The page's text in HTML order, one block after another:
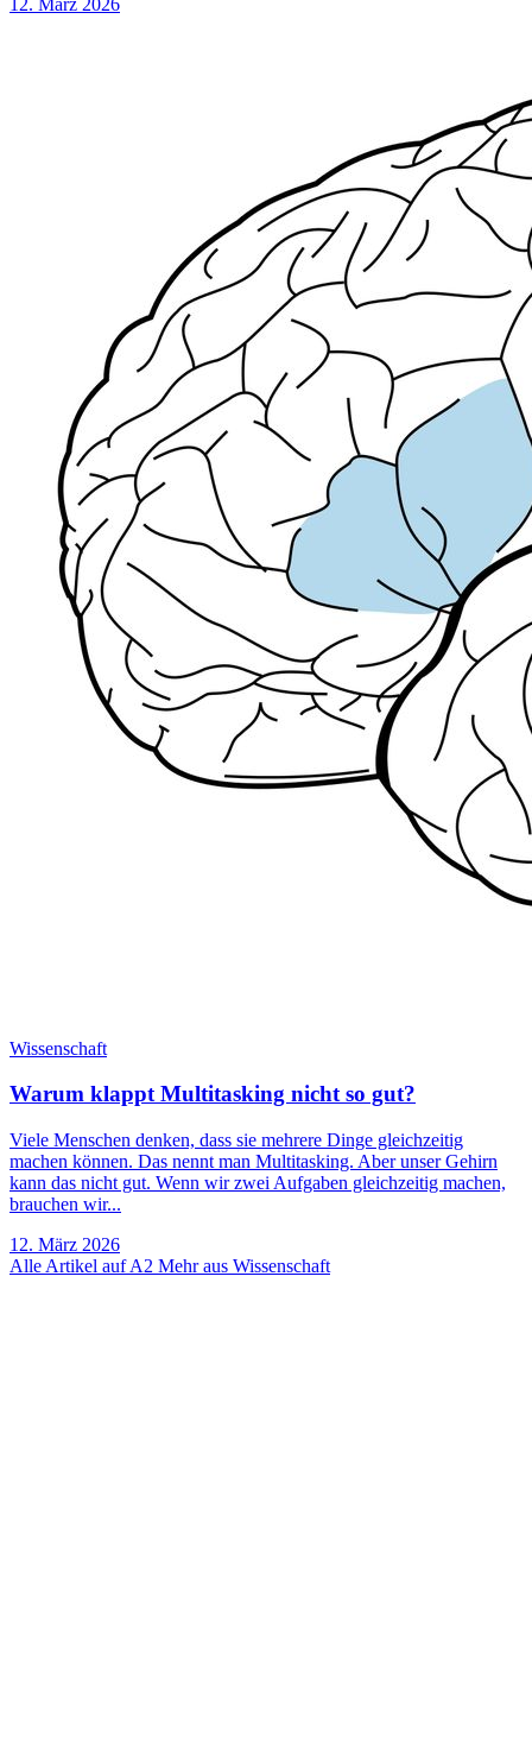
Wissenschaft
Warum klappt Multitasking nicht so gut?
Viele Menschen denken, dass sie mehrere Dinge gleichzeitig
machen können. Das nennt man Multitasking. Aber unser Gehirn
kann das nicht gut. Wenn wir zwei Aufgaben gleichzeitig machen,
brauchen wir...
12. März 2026
Alle Artikel auf A2 Mehr aus Wissenschaft